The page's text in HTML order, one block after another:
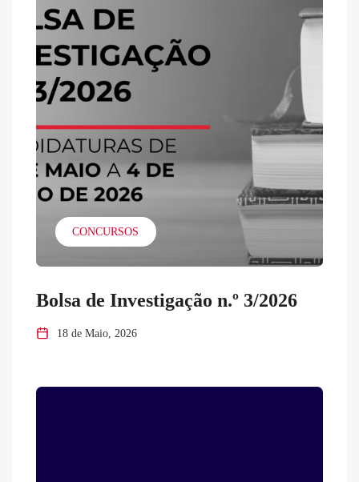
CONCURSOS
Bolsa de Investigação n.º 3/2026
18 de Maio, 2026